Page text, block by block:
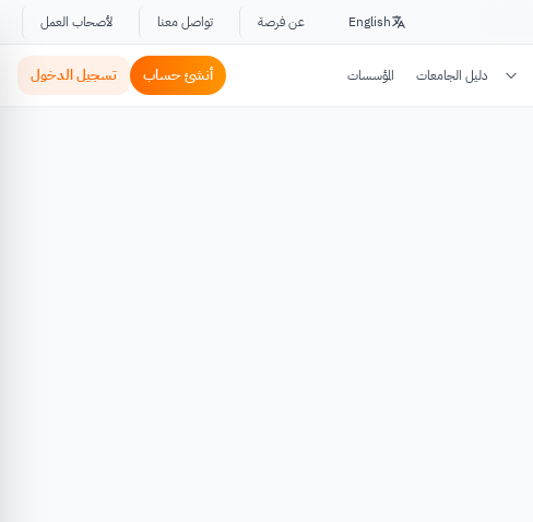
English عن فرصة تواصل معنا لأصحاب العمل
دليل الجامعات المؤسسات أنشئ حساب تسجيل الدخول